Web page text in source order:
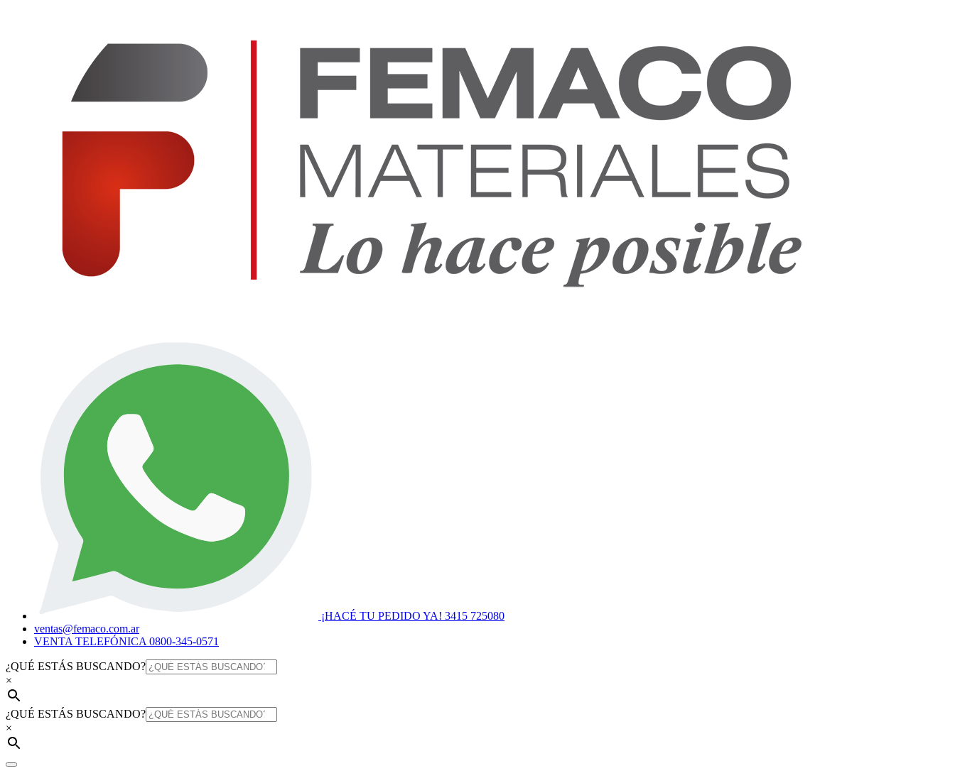
¡HACÉ TU PEDIDO YA! 3415 725080
ventas@femaco.com.ar
VENTA TELEFÓNICA 0800-345-0571
¿QUÉ ESTÁS BUSCANDO?
×
¿QUÉ ESTÁS BUSCANDO?
×